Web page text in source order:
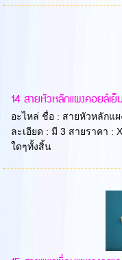
14 สายหัวหลักแผงคอยล์เย็
อะไหล่ ชื่อ : สายหัวหลักแผ
ละเอียด : มี 3 สายราคา :
ใดๆทั้งสิ้น